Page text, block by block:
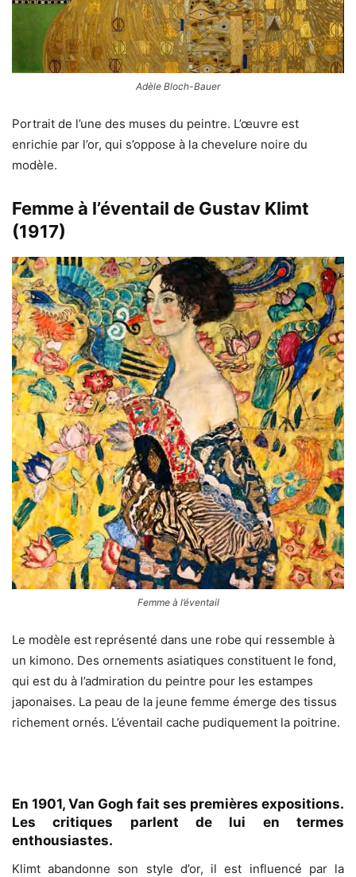
Adèle Bloch-Bauer
Portrait de l’une des muses du peintre. L’œuvre est
enrichie par l’or, qui s’oppose à la chevelure noire du
modèle.
Femme à l’éventail de Gustav Klimt
(1917)
Femme à l’éventail
Le modèle est représenté dans une robe qui ressemble à
un kimono. Des ornements asiatiques constituent le fond,
qui est du à l’admiration du peintre pour les estampes
japonaises. La peau de la jeune femme émerge des tissus
richement ornés. L’éventail cache pudiquement la poitrine.
En 1901, Van Gogh fait ses premières expositions.
Les critiques parlent de lui en termes
enthousiastes.
Klimt abandonne son style d’or, il est influencé par la